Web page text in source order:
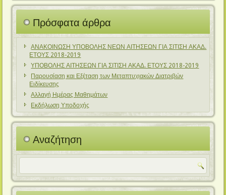
Πρόσφατα άρθρα
ΑΝΑΚΟΙΝΩΣΗ ΥΠΟΒΟΛΗΣ ΝΕΩΝ ΑΙΤΗΣΕΩΝ ΓΙΑ ΣΙΤΙΣΗ ΑΚΑΔ.
ΕΤΟΥΣ 2018-2019
ΥΠΟΒΟΛΗΣ ΑΙΤΗΣΕΩΝ ΓΙΑ ΣΙΤΙΣΗ ΑΚΑΔ. ΕΤΟΥΣ 2018-2019
Παρουσίαση και Εξέταση των Μεταπτυχιακών Διατριβών
Ειδίκευσης
Αλλαγή Ημέρας Μαθημάτων
Εκδήλωση Υποδοχής
Αναζήτηση